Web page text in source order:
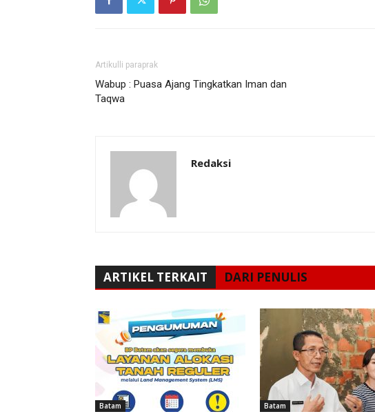
Artikulli paraprak
Wabup : Puasa Ajang Tingkatkan Iman dan
Taqwa
Redaksi
ARTIKEL TERKAIT DARI PENULIS
Batam Batam